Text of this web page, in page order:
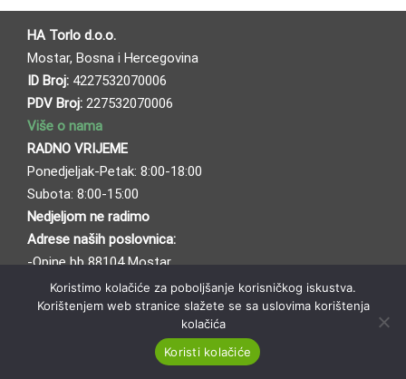
HA Torlo d.o.o.
Mostar, Bosna i Hercegovina
ID Broj: 4227532070006
PDV Broj: 227532070006
Više o nama
RADNO VRIJEME
Ponedjeljak-Petak: 8:00-18:00
Subota: 8:00-15:00
Nedjeljom ne radimo
Adrese naših poslovnica:
-Opine bb 88104 Mostar
-Bafo naselje bb 88104 Mostar
Načini plaćanja
Di BusinessTheme
Koristimo kolačiće za poboljšanje korisničkog iskustva.
Korištenjem web stranice slažete se sa uslovima korištenja
kolačića
Koristi kolačiće